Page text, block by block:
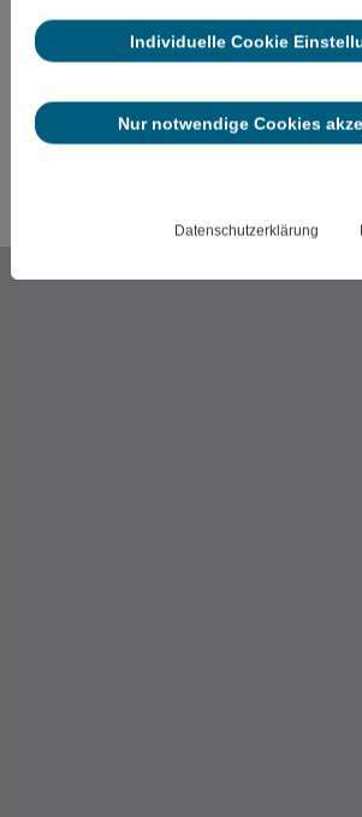
Individuelle Cookie
Nur notwendige Cookies
Datenschutzerklärung